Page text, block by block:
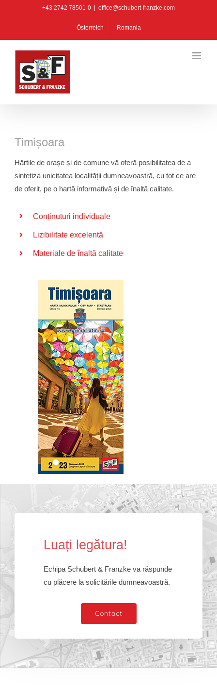
+43 2742 78501-0 office@schubert-franzke.com
Österreich Romania
Timișoara
Hărtile de orașe și de comune vă oferă posibilitatea de a
sintetiza unicitatea localității dumneavoastră, cu tot ce are
de oferit, pe o hartă informativă și de înaltă calitate.
Conținuturi individuale
Lizibilitate excelentă
Materiale de înaltă calitate
Luați legătura!
Echipa Schubert & Franzke va răspunde
cu plăcere la solicitările dumneavoastră.
Contact